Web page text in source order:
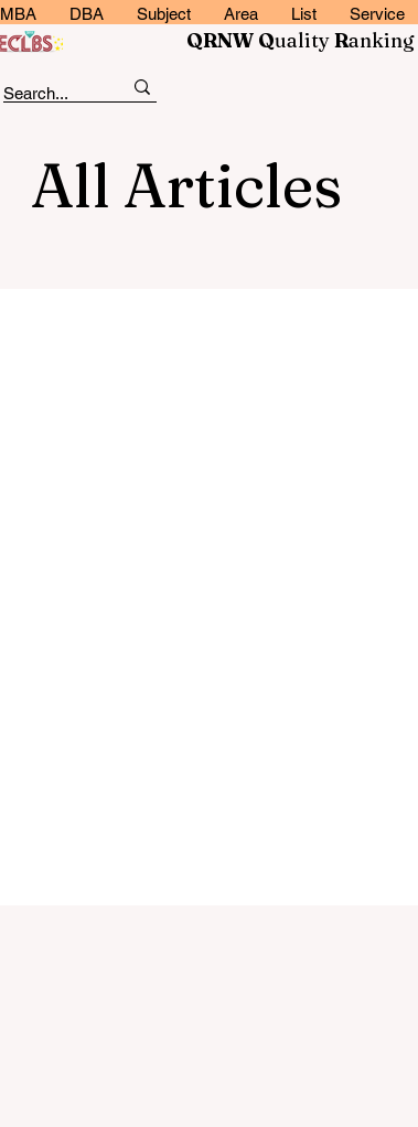
MBA DBA Subject Area List Service
QRNW QualityRanking
All Articles